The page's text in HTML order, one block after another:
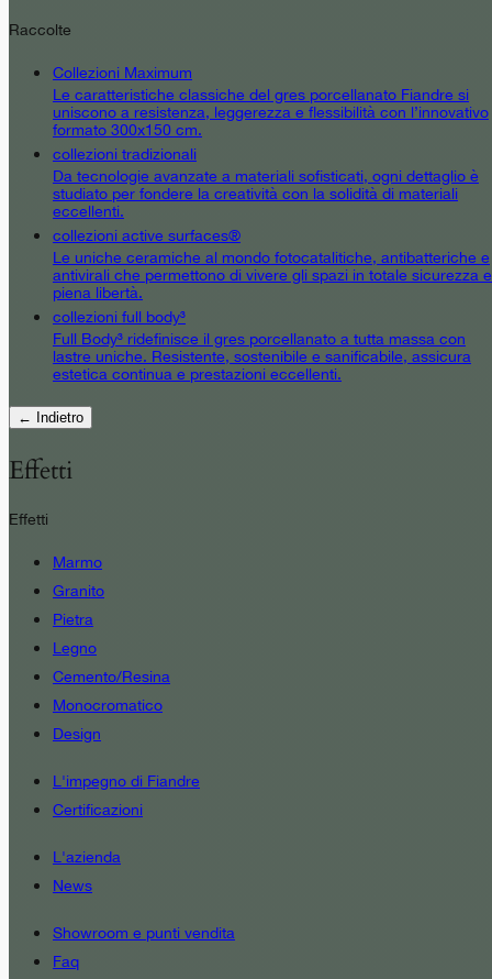
Raccolte
Collezioni Maximum
Le caratteristiche classiche del gres porcellanato Fiandre si
uniscono a resistenza, leggerezza e flessibilità con l’innovativo
formato 300x150 cm.
collezioni tradizionali
Da tecnologie avanzate a materiali sofisticati, ogni dettaglio è
studiato per fondere la creatività con la solidità di materiali
eccellenti.
collezioni active surfaces®
Le uniche ceramiche al mondo fotocatalitiche, antibatteriche e
antivirali che permettono di vivere gli spazi in totale sicurezza e
piena libertà.
collezioni full body³
Full Body³ ridefinisce il gres porcellanato a tutta massa con
lastre uniche. Resistente, sostenibile e sanificabile, assicura
estetica continua e prestazioni eccellenti.
← Indietro
Effetti
Effetti
Marmo
Granito
Pietra
Legno
Cemento/Resina
Monocromatico
Design
L'impegno di Fiandre
Certificazioni
L'azienda
News
Showroom e punti vendita
Faq